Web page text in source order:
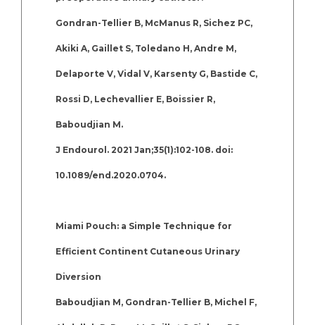
Gondran-Tellier B, McManus R, Sichez PC,
Akiki A, Gaillet S, Toledano H, Andre M,
Delaporte V, Vidal V, Karsenty G, Bastide C,
Rossi D, Lechevallier E, Boissier R,
Baboudjian M.
J Endourol. 2021 Jan;35(1):102-108. doi:
10.1089/end.2020.0704.
Miami Pouch: a Simple Technique for
Efficient Continent Cutaneous Urinary
Diversion
Baboudjian M, Gondran-Tellier B, Michel F,